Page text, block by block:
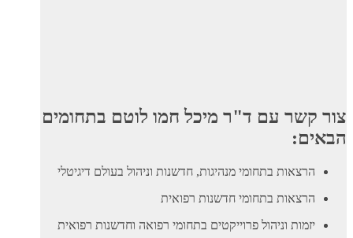
צור קשר עם ד"ר מיכל חמו לוטם בתחומים
הבאים:
הרצאות בתחומי מנהיגות, חדשנות וניהול בעולם דיגיטלי
הרצאות בתחומי חדשנות רפואית
יזמות וניהול פרוייקטים בתחומי רפואה וחדשנות רפואית